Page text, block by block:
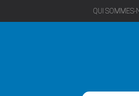
QUI SOMMES-